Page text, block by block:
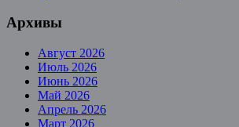
Архивы
Август 2026
Июль 2026
Июнь 2026
Май 2026
Апрель 2026
Март 2026